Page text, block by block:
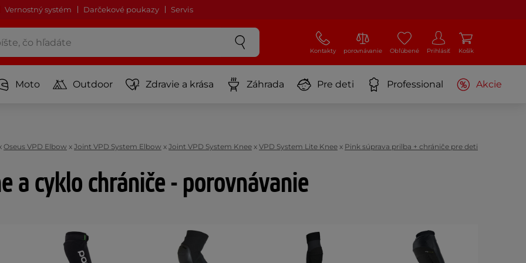
Vernostný systém Darčekové poukazy Servis
Kontakty porovnávanie Obľúbené Prihlásiť Košík
Moto Outdoor Zdravie a krása Záhrada Pre deti Professional Akcie
Oseus VPD Elbow x Joint VPD System Elbow x Joint VPD System Knee x VPD System Lite Knee x Pink súprava prilba + chrániče pre deti
a cyklo chrániče - porovnávanie